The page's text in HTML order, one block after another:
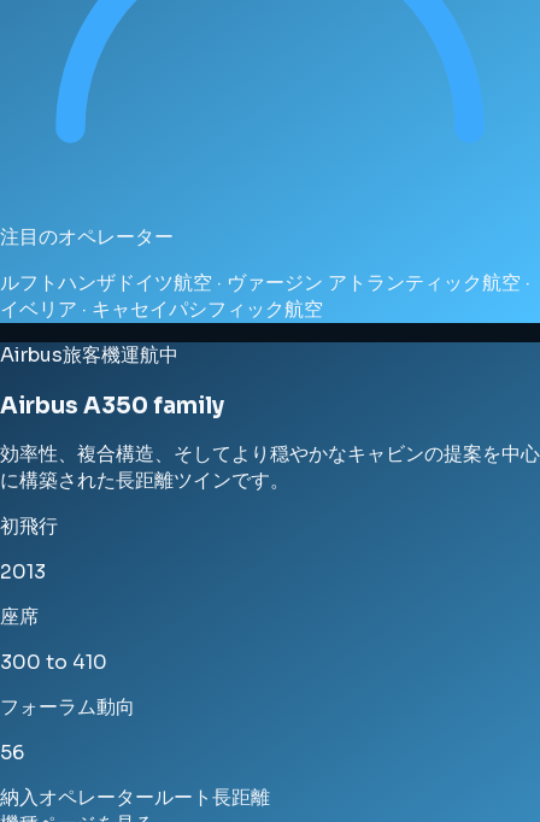
注目のオペレーター
ルフトハンザドイツ航空 · ヴァージン アトランティック航空 ·
イベリア · キャセイパシフィック航空
Airbus旅客機運航中
Airbus A350 family
効率性、複合構造、そしてより穏やかなキャビンの提案を中心
に構築された長距離ツインです。
初飛行
2013
座席
300 to 410
フォーラム動向
56
納入オペレータールート長距離